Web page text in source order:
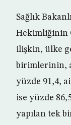
Sağlık
Hekimliğinin
ilişkin, ülke
birimlerinin,
yüzde 91,4,
ise yüzde
yapılan tek